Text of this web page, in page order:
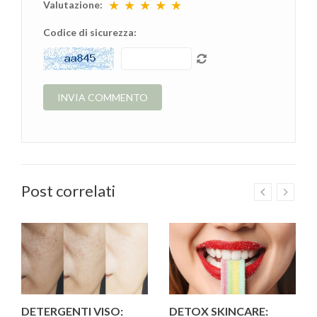
Valutazione: ★ ★ ★ ★ ★
Codice di sicurezza:
Post correlati
DETERGENTI VISO:
DETOX SKINCARE: